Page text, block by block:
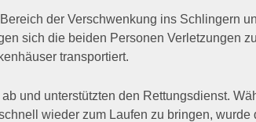
der Verschwenkung ins Schlingern
sich die beiden Personen Verletzungen
transportiert.
und unterstützten den Rettungsdienst.
wieder zum Laufen zu bringen, wurde